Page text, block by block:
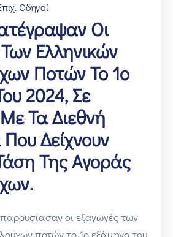
Οδηγοί
Οι
Ελληνικών
Ποτών Το 1ο
2024, Σε
Τα Διεθνή
Δείχνουν
Της Αγοράς
οι εξαγωγές των